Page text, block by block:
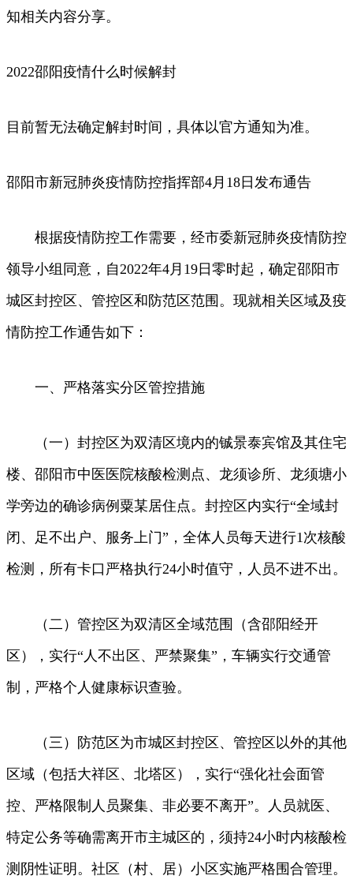
知相关内容分享。
2022邵阳疫情什么时候解封
目前暂无法确定解封时间，具体以官方通知为准。
邵阳市新冠肺炎疫情防控指挥部4月18日发布通告
根据疫情防控工作需要，经市委新冠肺炎疫情防控
领导小组同意，自2022年4月19日零时起，确定邵阳市
城区封控区、管控区和防范区范围。现就相关区域及疫
情防控工作通告如下：
一、严格落实分区管控措施
（一）封控区为双清区境内的铖景泰宾馆及其住宅
楼、邵阳市中医医院核酸检测点、龙须诊所、龙须塘小
学旁边的确诊病例粟某居住点。封控区内实行“全域封
闭、足不出户、服务上门”，全体人员每天进行1次核酸
检测，所有卡口严格执行24小时值守，人员不进不出。
（二）管控区为双清区全域范围（含邵阳经开
区），实行“人不出区、严禁聚集”，车辆实行交通管
制，严格个人健康标识查验。
（三）防范区为市城区封控区、管控区以外的其他
区域（包括大祥区、北塔区），实行“强化社会面管
控、严格限制人员聚集、非必要不离开”。人员就医、
特定公务等确需离开市主城区的，须持24小时内核酸检
测阴性证明。社区（村、居）小区实施严格围合管理。